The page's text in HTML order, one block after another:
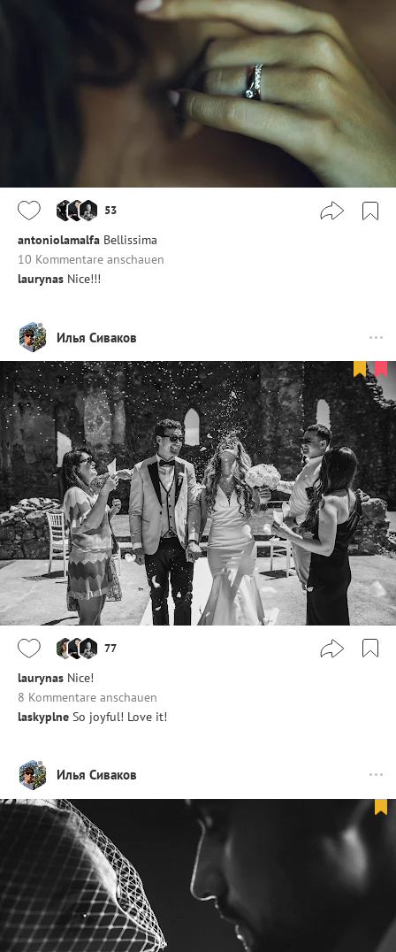
53
antoniolamalfa Bellissima
10 Kommentare anschauen
laurynas Nice!!!
Илья Сиваков
77
laurynas Nice!
8 Kommentare anschauen
laskyplne So joyful! Love it!
Илья Сиваков